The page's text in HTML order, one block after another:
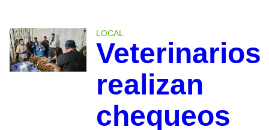
LOCAL
Veterinarios
realizan
chequeos